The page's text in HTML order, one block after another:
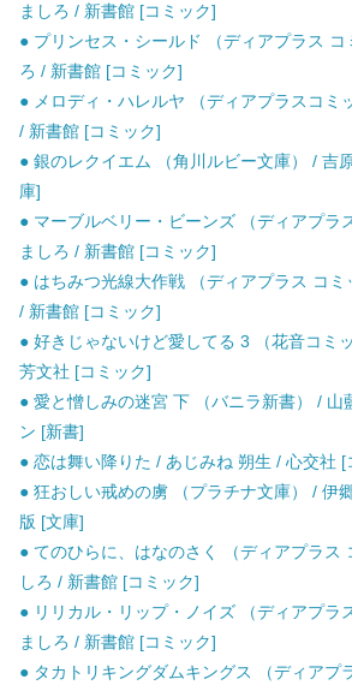
ましろ / 新書館 [コミック]
● プリンセス・シールド （ディアプラス コ
ろ / 新書館 [コミック]
● メロディ・ハレルヤ （ディアプラスコミ
/ 新書館 [コミック]
● 銀のレクイエム （角川ルビー文庫） / 吉
庫]
● マーブルベリー・ビーンズ （ディアプラ
ましろ / 新書館 [コミック]
● はちみつ光線大作戦 （ディアプラス コミ
/ 新書館 [コミック]
● 好きじゃないけど愛してる 3 （花音コミ
芳文社 [コミック]
● 愛と憎しみの迷宮 下 （バニラ新書） / 山
ン [新書]
● 恋は舞い降りた / あじみね 朔生 / 心交社 [
● 狂おしい戒めの虜 （プラチナ文庫） / 伊
版 [文庫]
● てのひらに、はなのさく （ディアプラス
しろ / 新書館 [コミック]
● リリカル・リップ・ノイズ （ディアプラ
ましろ / 新書館 [コミック]
● タカトリキングダムキングス （ディアプ